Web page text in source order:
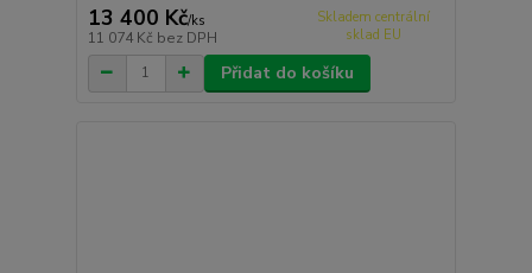
13 400 Kč/ks
11 074 Kč bez DPH
Skladem centrální
sklad EU
Přidat do košíku